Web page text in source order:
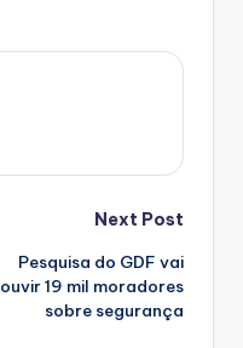
Next Post
Pesquisa do GDF vai
ouvir 19 mil moradores
sobre segurança